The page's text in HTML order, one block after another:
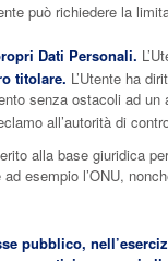
può richiedere la
Dati Personali.
titolare. L’Utente ha
senza ostacoli ad un
all’autorità di
alla base giuridica
esempio l’ONU,
pubblico,